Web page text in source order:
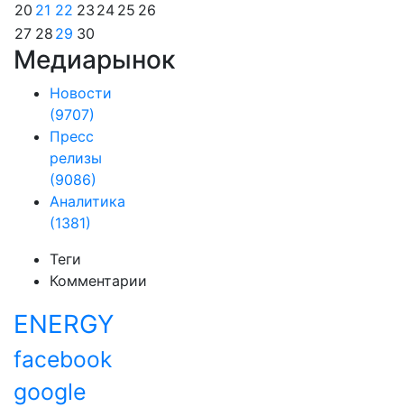
20 21 22 23 24 25 26
27 28 29 30
Медиарынок
Новости
(9707)
Пресс
релизы
(9086)
Аналитика
(1381)
Теги
Комментарии
ENERGY
facebook
google